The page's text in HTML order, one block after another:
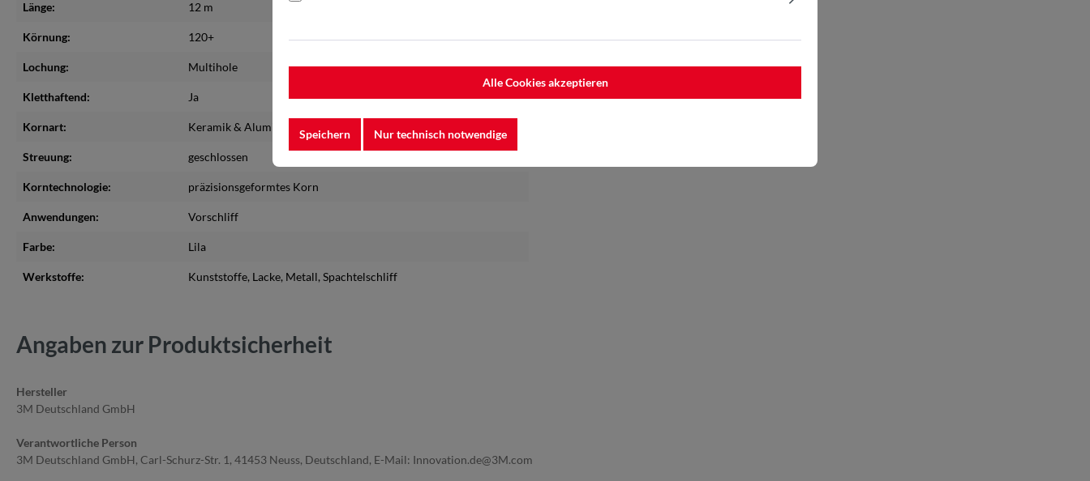
Länge: 12 m
Körnung: 120+
Lochung: Multihole
Kletthaftend: Ja
Kornart: Keramik & Aluminiumoxid
Streuung: geschlossen
Korntechnologie: präzisionsgeformtes Korn
Anwendungen: Vorschliff
Farbe: Lila
Werkstoffe: Kunststoffe, Lacke, Metall, Spachtelschliff
Angaben zur Produktsicherheit
Hersteller
3M Deutschland GmbH
Verantwortliche Person
3M Deutschland GmbH, Carl-Schurz-Str. 1, 41453 Neuss, Deutschland, E-Mail: Innovation.de@3M.com
Alle Cookies akzeptieren
Speichern Nur technisch notwendige